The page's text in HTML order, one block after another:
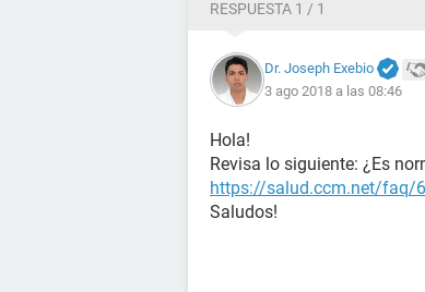
RESPUESTA 1 / 1
Dr. Joseph Exebio
3 ago 2018 a las 08:46
Hola!
Revisa lo siguiente: ¿Es
https://salud.ccm.net/faq/
Saludos!